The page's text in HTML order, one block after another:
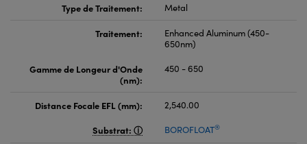
Type de Traitement: Metal
Traitement:
Enhanced Aluminum (450-
650nm)
Gamme de Longeur d'Onde
(nm):
450 - 650
Distance Focale EFL (mm):
2,540.00
Substrat:
BOROFLOAT®